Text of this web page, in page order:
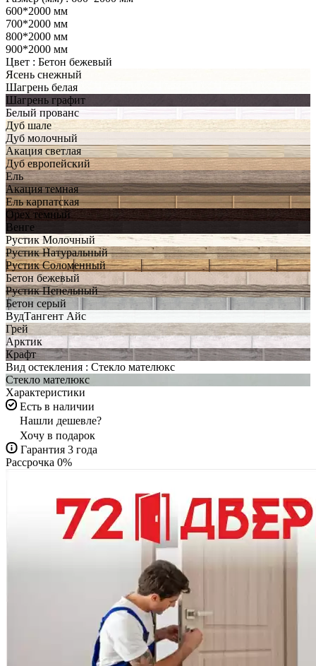
600*2000 мм
700*2000 мм
800*2000 мм
900*2000 мм
Цвет : Бетон бежевый
Ясень снежный
Шагрень белая
Шагрень графит
Белый прованс
Дуб шале
Дуб молочный
Акация светлая
Дуб европейский
Ель
Акация темная
Ель карпатская
Орех темный
Венге
Рустик Молочный
Рустик Натуральный
Рустик Соломенный
Бетон бежевый
Рустик Пепельный
Бетон серый
ВудТангент Айс
Грей
Арктик
Крафт
Вид остекления : Стекло мателюкс
Стекло мателюкс
Характеристики
Есть в наличии
Нашли дешевле?
Хочу в подарок
Гарантия 3 года
Рассрочка 0%